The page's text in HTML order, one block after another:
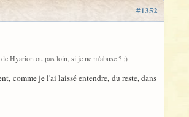
#1352
Hyarion ou pas loin, si je ne m'abuse ? ;)
comme je l'ai laissé entendre, du reste, dans